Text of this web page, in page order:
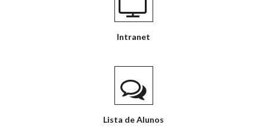
Intranet
Lista de Alunos